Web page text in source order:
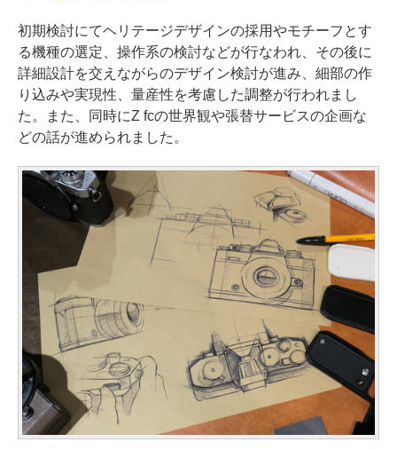
初期検討にてヘリテージデザインの採用やモチーフとす
る機種の選定、操作系の検討などが行なわれ、その後に
詳細設計を交えながらのデザイン検討が進み、細部の作
り込みや実現性、量産性を考慮した調整が行われまし
た。また、同時にZ fcの世界観や張替サービスの企画な
どの話が進められました。